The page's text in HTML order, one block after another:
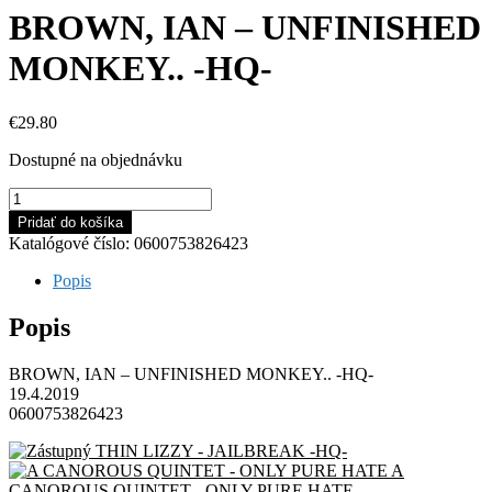
BROWN, IAN – UNFINISHED
MONKEY.. -HQ-
€29.80
Dostupné na objednávku
množstvo
BROWN,
IAN
-
UNFINISHED
MONKEY..
-
HQ-
Pridať do košíka
Katalógové číslo: 0600753826423
Popis
Popis
BROWN, IAN – UNFINISHED MONKEY.. -HQ-
19.4.2019
0600753826423
THIN LIZZY - JAILBREAK -HQ-
A